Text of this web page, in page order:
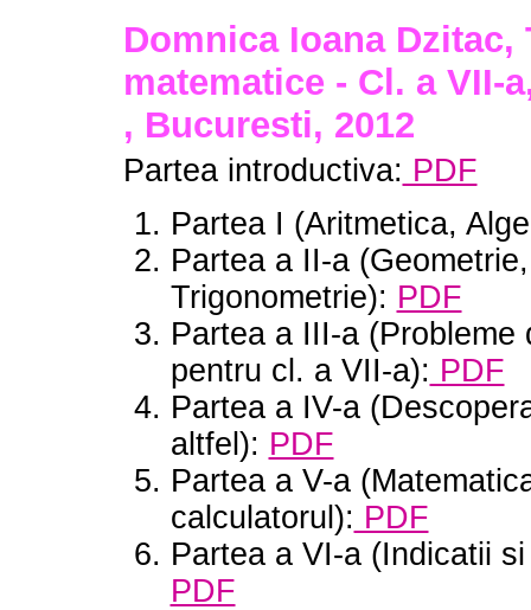
Domnica Ioana Dzitac,
matematice - Cl. a VII-
, Bucuresti, 2012
Partea introductiva: PDF
Partea I (Aritmetica,
Partea a II-a (Geometrie,
Trigonometrie): PDF
Partea a III-a (Probleme
pentru cl. a VII-a): PDF
Partea a IV-a
altfel): PDF
Partea a V-a
calculatorul): PDF
Partea a VI-a (Indicatii
PDF